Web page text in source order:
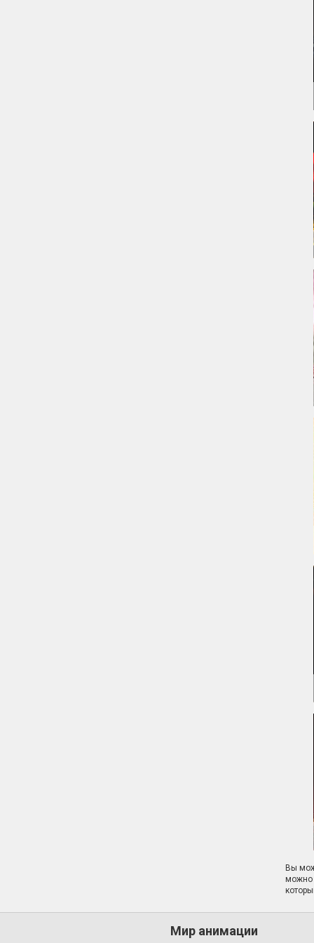
Вы
можно
Мир анимации